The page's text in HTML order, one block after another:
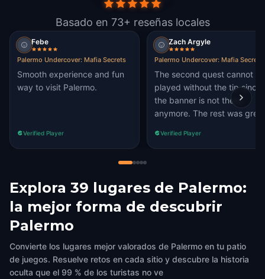
Basado en 73+ reseñas locales
Febe
Palermo Undercover: Mafia Secrets
Smooth experience and fun
way to visit Palermo.
Verified Player
Zach Argyle
Palermo Undercover: Mafia Secrets
The second quest cannot be
played without the tip since
the banner is not there
anymore. The rest was
Verified Player
Explora 39 lugares de Palermo:
la mejor forma de descubrir
Palermo
Convierte los lugares mejor valorados de Palermo en tu patio
de juegos. Resuelve retos en cada sitio y descubre la historia
oculta que el 99 % de los turistas no ve